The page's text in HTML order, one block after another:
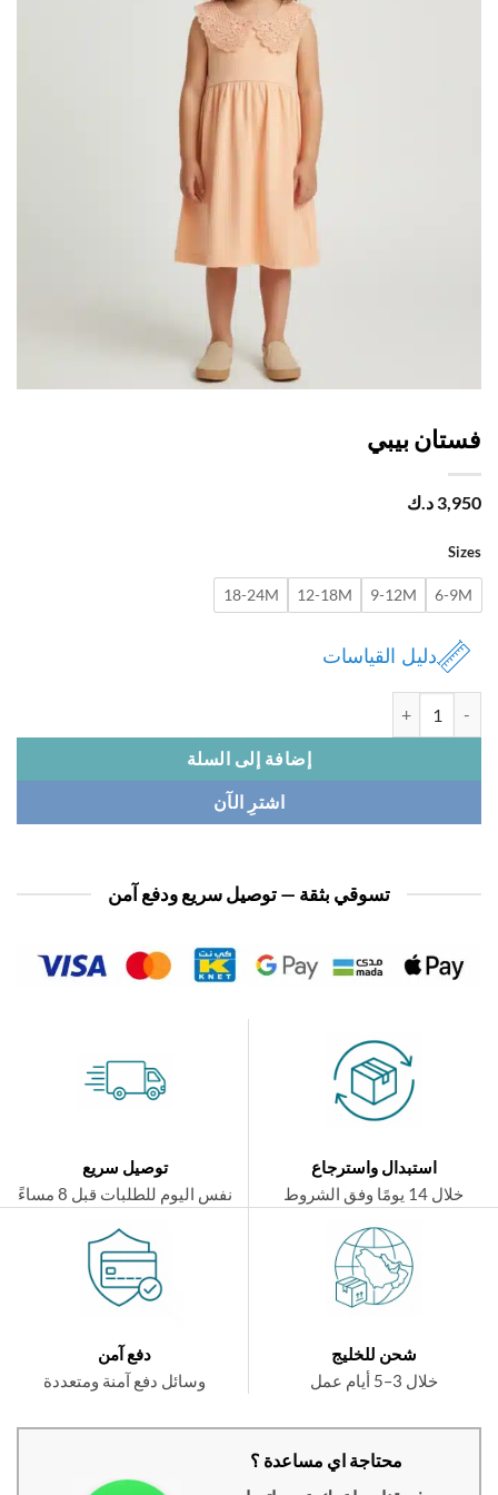
بيبي
د.ك
9-12M
12-18M
18-24M
دليل القياسات
إضافة إلى السلة
اشترِ الآن
تسوقي بثقة — توصيل سريع ودفع آمن
استبدال واسترجاع
توصيل سريع
نفس اليوم للطلبات قبل 8 مساءً
شحن للخليج
دفع آمن
وسائل دفع آمنة ومتعددة
محتاجة اي مساعدة ؟